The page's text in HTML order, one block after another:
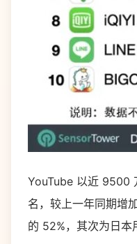
YouTube 以近 9500
名，较上一年同期增
的 52%，其次为日本